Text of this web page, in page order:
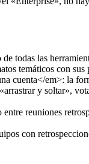
las
temáticos con sus
cuenta</em>: la
y soltar»,
reuniones
con